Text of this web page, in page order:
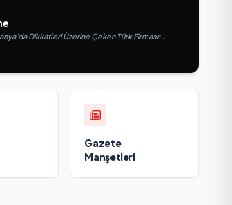
Dikkatleri Üzerine Çeken Türk Firması:
Gazete
Manşetleri